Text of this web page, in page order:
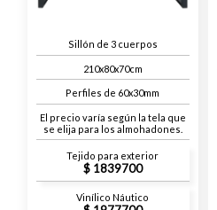
Sillón de 3 cuerpos
210x80x70cm
Perfiles de 60x30mm
El precio varía según la tela que
se elija para los almohadones.
Tejido para exterior
1839700
Vinílico Náutico